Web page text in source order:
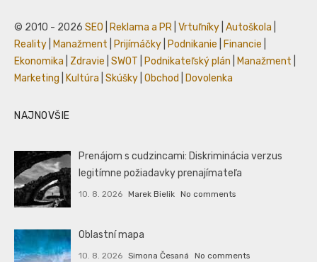
© 2010 - 2026 SEO Reklama a PR Vrtuľníky Autoškola
Reality
Manažment Prijímáčky Podnikanie Financie
Ekonomika
Zdravie SWOT Podnikateľský plán Manažment
Marketing
Kultúra Skúšky Obchod Dovolenka
NAJNOVŠIE
Prenájom s cudzincami: Diskriminácia verzus
legitímne požiadavky prenajímateľa
10. 8. 2026 Marek Bielik No comments
Oblastní mapa
10. 8. 2026 Simona Česaná No comments